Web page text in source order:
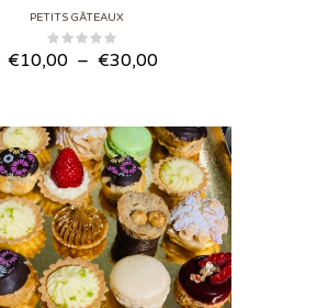
PETITS GÂTEAUX
€10,00 – €30,00Plage de prix : €10,00 à €30,00